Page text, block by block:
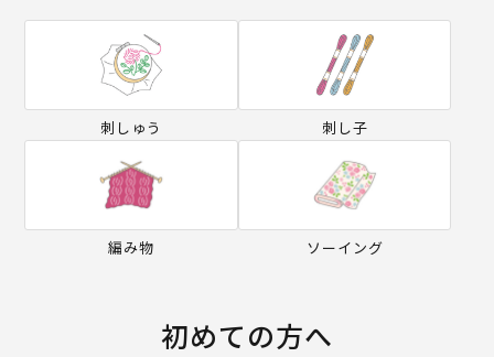
刺しゅう 刺し子
編み物 ソーイング
初めての方へ